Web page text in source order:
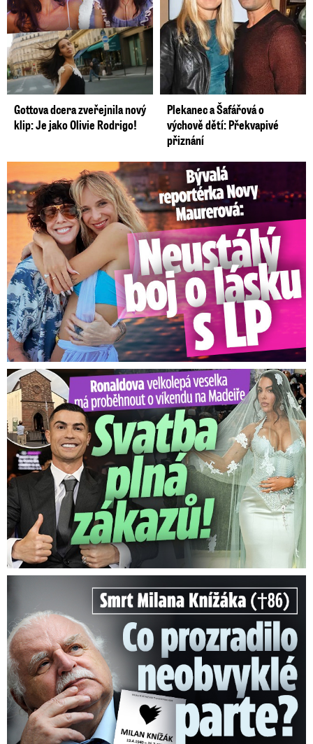
Gottova dcera zveřejnila nový
klip: Je jako Olivie Rodrigo!
Plekanec a Šafářová o
výchově dětí: Překvapivé
přiznání
Bývalá reportérka Novy Maurerová: Neustálý boj o lásku s ...
Ronaldova velkolepá veselka na Madeiře: Svatba plná zákazů!
Smrt Milana Knížáka (†86): Co prozradilo neobvyklé parte?